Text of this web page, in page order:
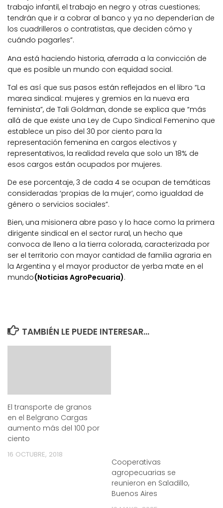
trabajo infantil, el trabajo en negro y otras cuestiones;
tendrán que ir a cobrar al banco y ya no dependerían de
los cuadrilleros o contratistas, que deciden cómo y
cuándo pagarles”.
Ana está haciendo historia, aferrada a la convicción de
que es posible un mundo con equidad social.
Tal es así que sus pasos están reflejados en el libro “La
marea sindical: mujeres y gremios en la nueva era
feminista”, de Tali Goldman, donde se explica que “más
allá de que existe una Ley de Cupo Sindical Femenino que
establece un piso del 30 por ciento para la
representación femenina en cargos electivos y
representativos, la realidad revela que solo un 18% de
esos cargos están ocupados por mujeres.
De ese porcentaje, 3 de cada 4 se ocupan de temáticas
consideradas ‘propias de la mujer’, como igualdad de
género o servicios sociales”.
Bien, una misionera abre paso y lo hace como la primera
dirigente sindical en el sector rural, un hecho que
convoca de lleno a la tierra colorada, caracterizada por
ser el territorio con mayor cantidad de familia agraria en
la Argentina y el mayor productor de yerba mate en el
mundo(Noticias AgroPecuaria).
TAMBIÉN LE PUEDE INTERESAR...
El transporte de granos
en el Belgrano Cargas
aumento más del 100 por
ciento
16 OCTUBRE, 2018
Cooperativas
agropecuarias se
reunieron en Saladillo,
Buenos Aires